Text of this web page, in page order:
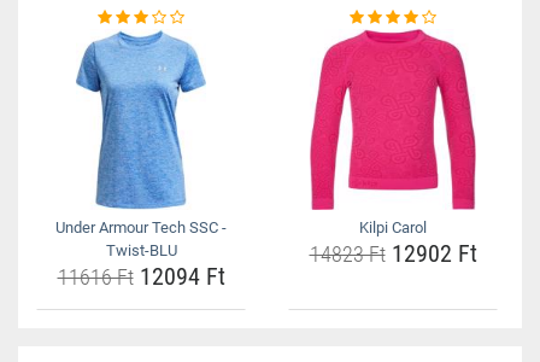
Under Armour Tech SSC -
Twist-BLU
11616 Ft12094 Ft
Kilpi Carol
14823 Ft12902 Ft